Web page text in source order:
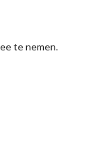
te nemen.